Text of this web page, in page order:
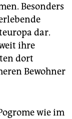
Besonders
dar.
ihre
dort
Bewohner
wie im